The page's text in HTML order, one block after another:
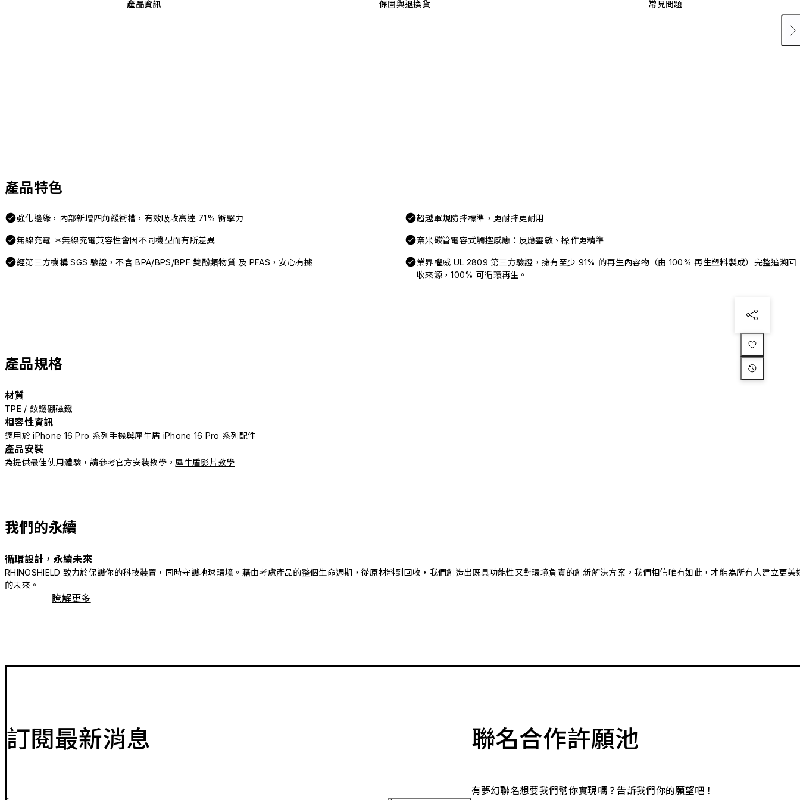
產品資訊 保固與退換貨 常見問題
產品特色
強化邊緣，內部新增四角緩衝槽，有效吸收高達 71% 衝擊力 超越軍規防摔標準，更耐摔更耐用
無線充電 ＊無線充電兼容性會因不同機型而有所差異 奈米碳管電容式觸控感應：反應靈敏、操作更精準
經第三方機構 SGS 驗證，不含 BPA/BPS/BPF 雙酚類物質 及 PFAS，安心有據
業界權威 UL 2809 第三方驗證，擁有至少 91% 的再生內容物（由 100% 再生塑料製成）完整追溯回
收來源，100% 可循環再生。
產品規格
材質
TPE / 釹鐵硼磁鐵
相容性資訊
適用於 iPhone 16 Pro 系列手機與犀牛盾 iPhone 16 Pro 系列配件
產品安裝
為提供最佳使用體驗，請參考官方安裝教學。 犀牛盾影片教學
我們的永續
循環設計，永續未來
RHINOSHIELD 致力於保護你的科技裝置，同時守護地球環境。藉由考慮產品的整個生命週期，從原材料到回收，我們創造出既具功能性又對環境負責的創新解決方案。我們相信唯有如此，才能為所有人建立更美
的未來。
瞭解更多
訂閱最新消息 聯名合作許願池
有夢幻聯名想要我們幫你實現嗎？告訴我們你的願望吧！